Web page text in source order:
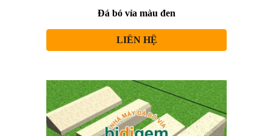
Đá bó vỉa màu đen
LIÊN HỆ